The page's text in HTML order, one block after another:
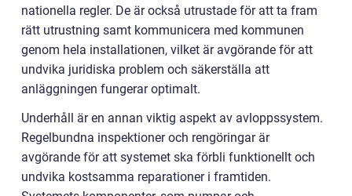
nationella regler. De är också utrustade för att ta fram
rätt utrustning samt kommunicera med kommunen
genom hela installationen, vilket är avgörande för att
undvika juridiska problem och säkerställa att
anläggningen fungerar optimalt.
Underhåll är en annan viktig aspekt av avloppssystem.
Regelbundna inspektioner och rengöringar är
avgörande för att systemet ska förbli funktionellt och
undvika kostsamma reparationer i framtiden.